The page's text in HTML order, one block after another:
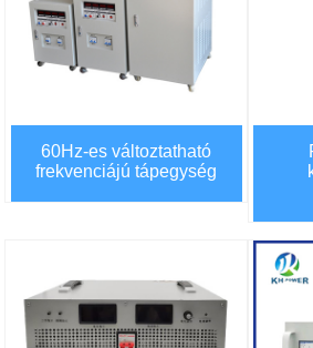
60Hz-es változtatható
frekvenciájú tápegység